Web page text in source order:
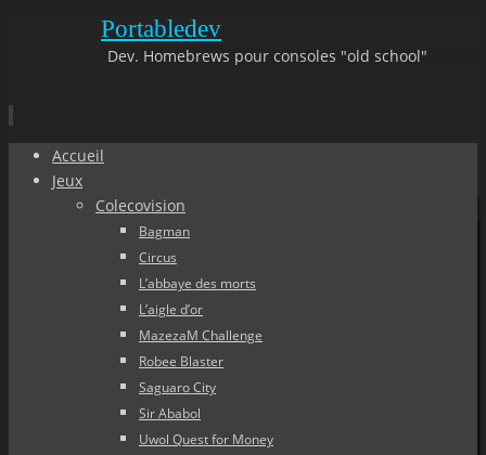
Portabledev
Dev. Homebrews pour consoles "old school"
Aller
Accueil
Jeux
Colecovision
Bagman
Circus
L’abbaye des morts
L’aigle d’or
MazezaM Challenge
Robee Blaster
Saguaro City
Sir Ababol
Uwol Quest for Money